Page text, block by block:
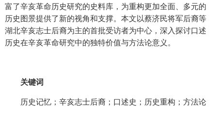
富了辛亥革命历史研究的史料库，为重构更加全面、多元的
历史图景提供了新的视角和支撑。本文以蔡济民将军后裔等
湖北辛亥志士后裔为主的首批受访者为中心，深入探讨口述
历史在辛亥革命研究中的独特价值与方法论意义。
关键词
历史记忆；辛亥志士后裔；口述史；历史重构；方法论